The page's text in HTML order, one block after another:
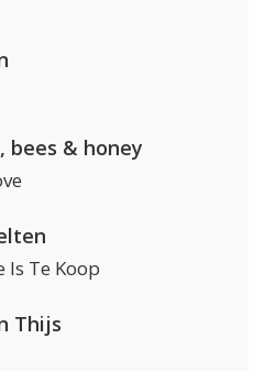
bees & honey
Is Te Koop
Thijs